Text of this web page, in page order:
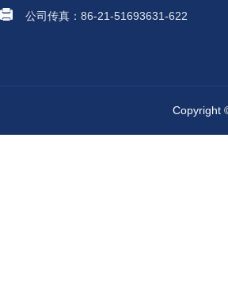
公司传真：86-21-51693631-622
Copyright